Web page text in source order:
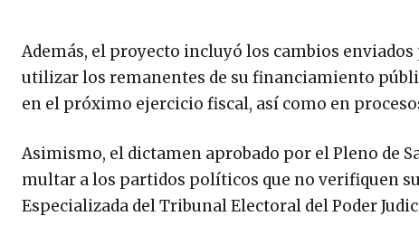
Además, el proyecto incluyó los cambios
utilizar los remanentes de su financiamiento
en el próximo ejercicio fiscal, así como en
Asimismo, el dictamen aprobado por el Pleno de
multar a los partidos políticos que no verifiquen
Especializada del Tribunal Electoral del Poder